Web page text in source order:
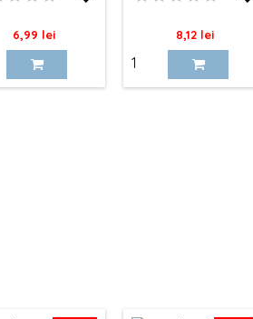
Pret
6,99 lei Pret
8,12 lei